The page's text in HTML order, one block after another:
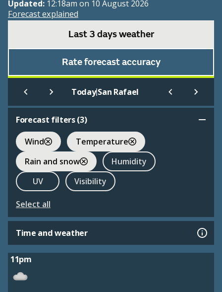
Updated: 12:18am on 10 August 2026
Forecast explained
Last 3 days weather
Rate forecast accuracy
Today|San Rafael
Forecast filters (3)
Wind
Temperature
Rain and snow
Humidity
UV
Visibility
Select all
Time and weather
11pm